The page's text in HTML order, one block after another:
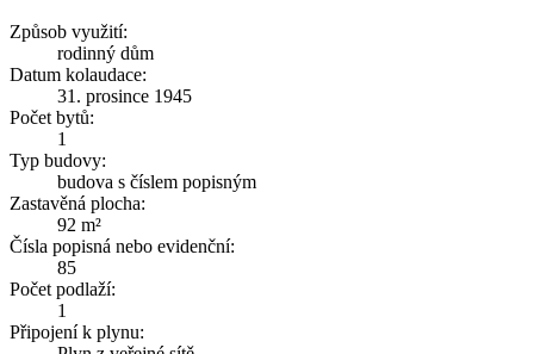
Způsob využití:
rodinný dům
Datum kolaudace:
31. prosince 1945
Počet bytů:
1
Typ budovy:
budova s číslem popisným
Zastavěná plocha:
92 m²
Čísla popisná nebo evidenční:
85
Počet podlaží:
1
Připojení k plynu: